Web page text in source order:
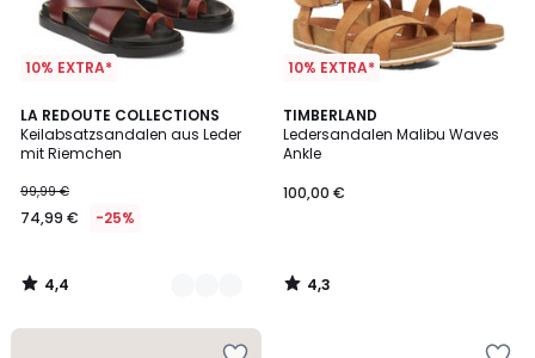
10% EXTRA*
LA REDOUTE COLLECTIONS
Keilabsatzsandalen aus Leder
mit Riemchen
99,99 €
74,99 € -25%
4,4
/ 5
2
Farben
4,4
/
10% EXTRA*
TIMBERLAND
Ledersandalen Malibu Waves
Ankle
100,00 €
4,3
/ 5
4,3
/